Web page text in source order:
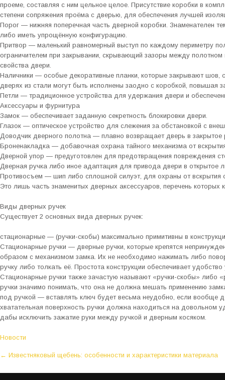
проеме, составляя с ним цельное целое. Присутствие коробки в
степени сопряжения проёма с дверью, для обеспечения лучшей
Порог — нижняя поперечная часть дверной коробки. Знаменателен
либо иметь упрощённую конфигурацию.
Притвор — маленький равномерный выступ по каждому периметру
ограничителем при закрывании, скрывающий зазоры между
свойства двери.
Наличники — особые декоративные планки, которые закрывают
дверях из стали могут быть исполнены заодно с коробкой, повышая
Петли — традиционное устройства для удержания двери и
Аксессуары и фурнитура
Замок — обеспечивает заданную секретность блокировки двери.
Глазок — оптическое устройство для слежения за обстановкой с
Доводчик дверного полотна — плавно возвращает дверь в закрытое
Броненакладка — добавочная охрана тайного механизма от
Дверной упор — предуготовлен для предотвращения повреждения
Дверная ручка либо иное адаптация для привода двери в открытое
Противосъем — шип либо сплошной силуэт, для охраны от вскрытия
Это лишь часть знаменитых дверных аксессуаров, перечень которых
Виды дверных ручек
Существует 2 основных вида дверных ручек:
стационарные — (ручки-скобы) максимально примитивны в
Стационарные ручки — дверные ручки, которые крепятся
образом с механизмом замка. Их не необходимо нажимать либо
ручку либо толкать её. Простота конструкции обеспечивает
Стационарные ручки также зачастую называют «ручки-скобы» либо
ручки значимо понимать, что она не должна мешать применению
под ручкой — вставлять ключ будет весьма неудобно, если вообще
хватательная поверхность ручки должна находиться на довольном
дабы исключить зажатие руки между ручкой и дверным косяком.
Новости
P
← Известняковый щебень: особенности и характеристики материала